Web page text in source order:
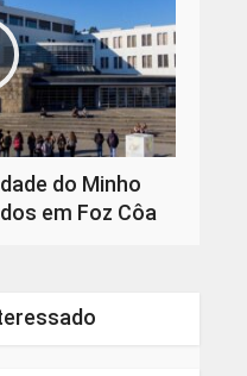
do Minho
em Foz Côa